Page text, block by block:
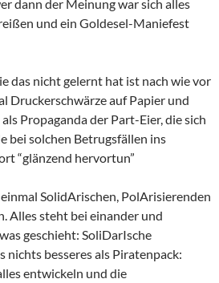
dann der Meinung war sich alles
und ein Goldesel-Maniefest
das nicht gelernt hat ist nach wie vor
Druckerschwärze auf Papier und
Propaganda der Part-Eier, die sich
bei solchen Betrugsfällen ins
“glänzend hervortun”
SolidArischen, PolArisierenden
Alles steht bei einander und
geschieht: SoliDarIsche
nichts besseres als Piratenpack:
entwickeln und die